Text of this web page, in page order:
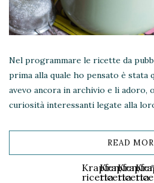
Nel programmare le ricette da
prima alla quale ho pensato è stata
avevo ancora in archivio e li
curiosità interessanti legate alla
READ
Krapfen,
ricetta
Krapfen,
ricettaricetta